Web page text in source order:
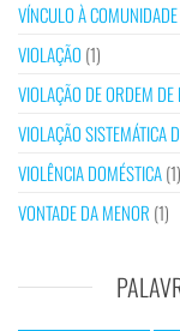
VÍNCULO À
VIOLAÇÃO (1)
VIOLAÇÃO DE ORDEM DE
VIOLAÇÃO SISTEMÁTICA
VIOLÊNCIA DOMÉSTICA(1)
VONTADE DA MENOR (1)